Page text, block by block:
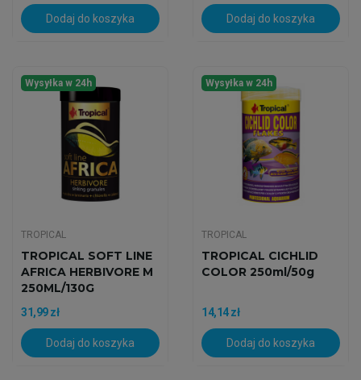
Dodaj do koszyka Dodaj do koszyka
Wysyłka w 24h
TROPICAL
TROPICAL SOFT LINE
AFRICA HERBIVORE M
250ML/130G
31,99 zł
Dodaj do koszyka
Wysyłka w 24h
TROPICAL
TROPICAL CICHLID
COLOR 250ml/50g
14,14 zł
Dodaj do koszyka